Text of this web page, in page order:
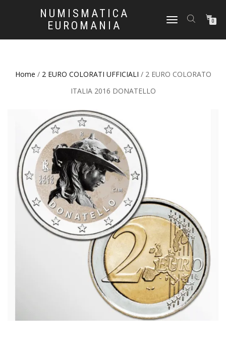
NUMISMATICA
EUROMANIA
NAVIGAZIONE
0
Home / 2 EURO COLORATI UFFICIALI / 2 EURO COLORATO
ITALIA 2016 DONATELLO